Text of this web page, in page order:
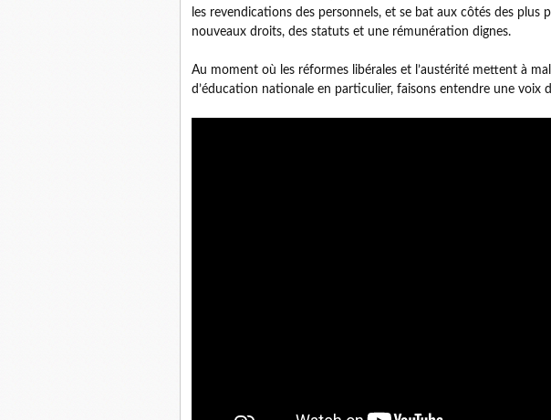
les revendications des personnels, et se bat aux côtés des plus
nouveaux droits, des statuts et une rémunération dignes.
Au moment où les réformes libérales et l’austérité mettent à
d’éducation nationale en particulier, faisons entendre une voix